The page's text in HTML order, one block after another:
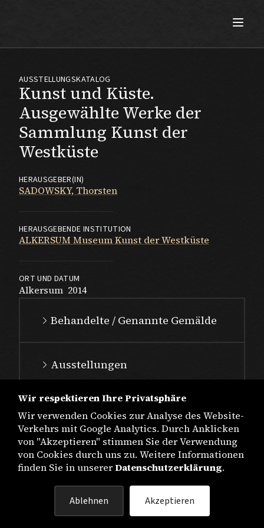
Kunst und Küste.
Ausgewählte Werke der
Sammlung Kunst der
Westküste
AUSSTELLUNGSKATALOG
HERAUSGEBER(IN)
SADOWSKY, Thorsten
HERAUSGEBENDE INSTITUTION
ALKERSUM Museum Kunst der Westküste
ORT UND DATUM
Alkersum 2014
Behandelte / Genannte Gemälde
Ausstellungen
DATENSCHUTZ
Wir respektieren Ihre Privatsphäre
Wir verwenden Cookies zur Analyse des Website-
Verkehrs mit Google Analytics. Durch Anklicken
von "Akzeptieren" stimmen Sie der Verwendung
von Cookies durch uns zu. Weitere Informationen
finden Sie in unsererDatenschutzerklärung.
Ablehnen Akzeptieren